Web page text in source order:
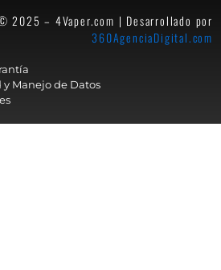
2025 – 4Vaper.com | Desarrollado por
360AgenciaDigital.com
Manejo de Datos